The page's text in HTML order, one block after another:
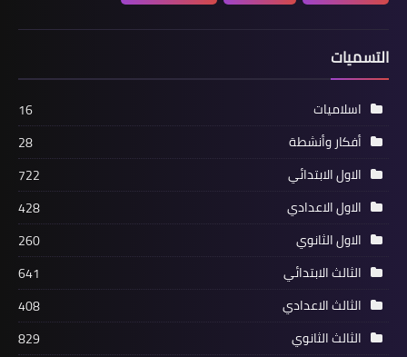
التسميات
اسلاميات
16
أفكار وأنشطة
28
الاول الابتدائي
722
الاول الاعدادي
428
الاول الثانوي
260
الثالث الابتدائي
641
الثالث الاعدادي
408
الثالث الثانوي
829